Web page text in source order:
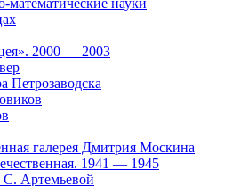
математические науки
2000 — 2003
Петрозаводска
галерея Дмитрия Москина
1941 — 1945
С. Артемьевой